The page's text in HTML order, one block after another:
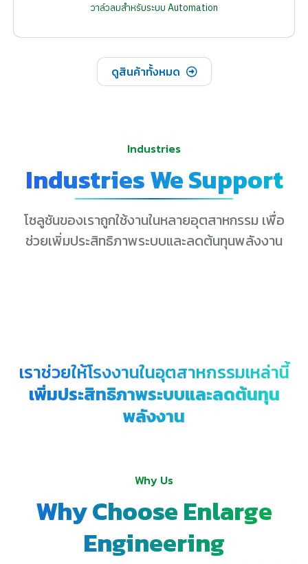
วาล์วลมสำหรับระบบ Automation
ดูสินค้าทั้งหมด
Industries
Industries We Support
โซลูชันของเราถูกใช้งานในหลายอุตสาหกรรม เพื่อ
ช่วยเพิ่มประสิทธิภาพระบบและลดต้นทุนพลังงาน
เราช่วยให้โรงงานในอุตสาหกรรมเหล่านี้
เพิ่มประสิทธิภาพระบบและลดต้นทุน
พลังงาน
Why Us
Why Choose Enlarge
Engineering